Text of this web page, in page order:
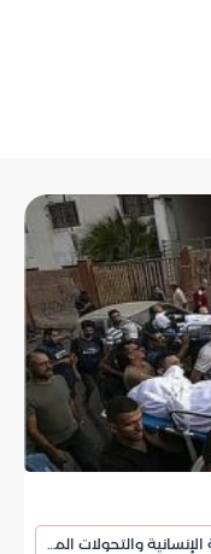
تداعيات العدوان على غزة: تحليل شامل للأزمة الإنسانية والتحولات الميدانية